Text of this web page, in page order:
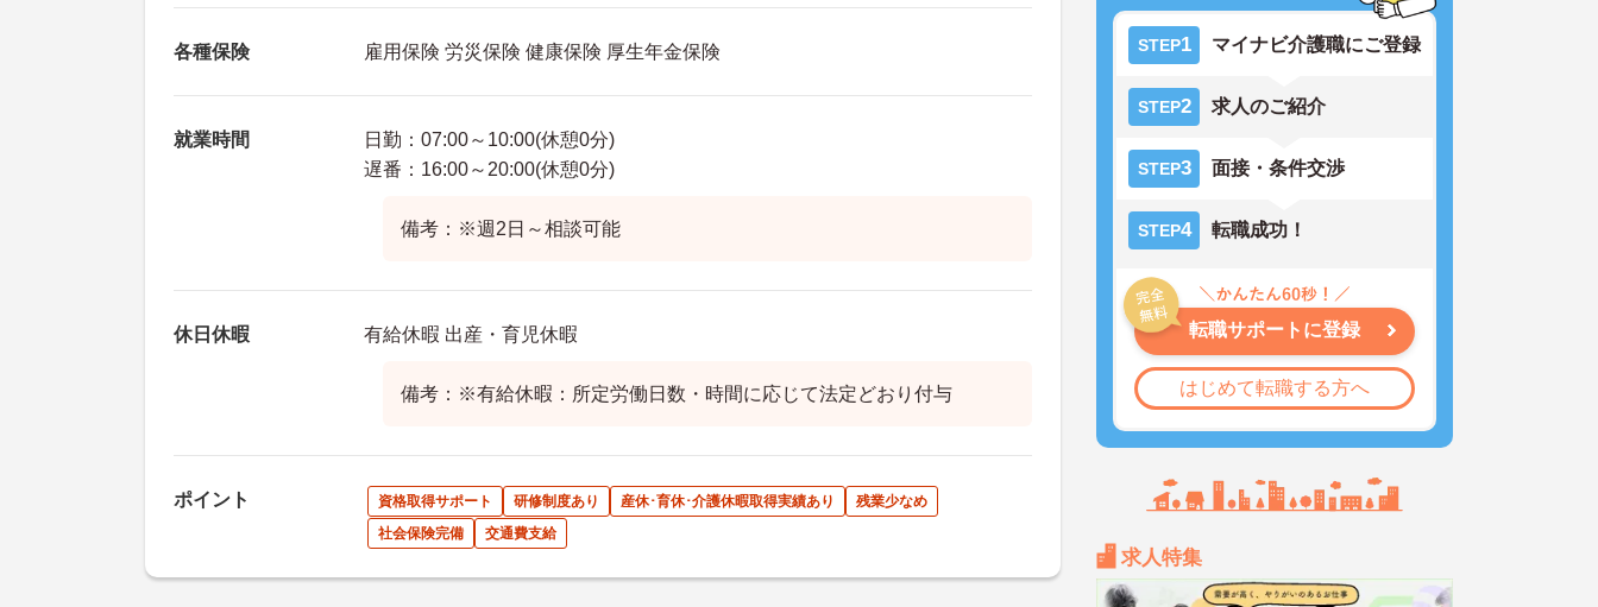
各種保険 雇用保険 労災保険 健康保険 厚生年金保険
就業時間
日勤：07:00～10:00(休憩0分)
遅番：16:00～20:00(休憩0分)
備考：※週2日～相談可能
休日休暇 有給休暇 出産・育児休暇
備考：※有給休暇：所定労働日数・時間に応じて法定どおり付与
ポイント 資格取得サポート 研修制度あり 産休･育休･介護休暇取得実績あり
残業少なめ
社会保険完備
交通費支給
STEP1 マイナビ介護職にご登録
STEP2 求人のご紹介
STEP3 面接・条件交渉
STEP4 転職成功！
転職サポートに登録
はじめて転職する方へ
求人特集